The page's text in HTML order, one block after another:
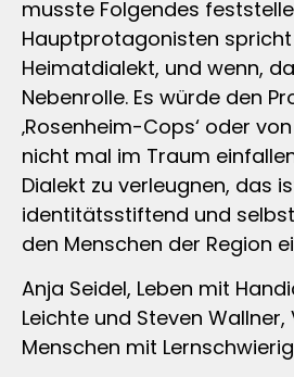
musste Folgendes
Hauptprotagonisten
Heimatdialekt, und wenn,
Nebenrolle. Es würde den
‚Rosenheim-Cops‘ oder von
nicht mal im Traum
Dialekt zu verleugnen, das
identitätsstiftend und
den Menschen der Region
Anja Seidel, Leben mit
Leichte und Steven
Menschen mit